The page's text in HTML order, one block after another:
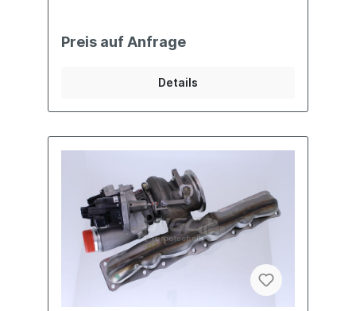
Preis auf Anfrage
Details